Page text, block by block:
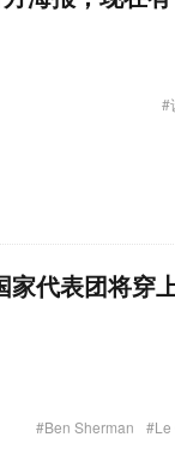
#
代表团将穿
#Ben Sherman #Le